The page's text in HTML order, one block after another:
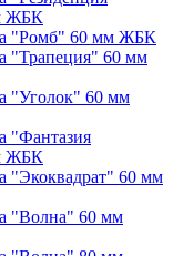
ЖБК
"Ромб" 60 мм ЖБК
"Трапеция" 60 мм
"Уголок" 60 мм
"Фантазия
ЖБК
"Экоквадрат" 60 мм
"Волна" 60 мм